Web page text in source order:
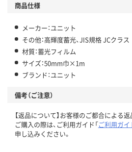
商品仕様
メーカー：ユニット
その他：高輝度蓄光、JIS規格 JCクラス
材質：蓄光フィルム
サイズ：50mm巾×1m
ブランド：ユニット
備考（ご注意）
【返品について】お客様のご都合による
ご購入の際は、ご利用ガイド「ご利用ガイ
申し込みください。